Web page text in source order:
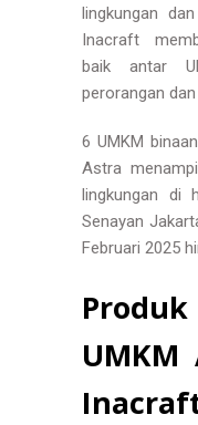
lingkungan
Inacraft
baik antar
perorangan
6 UMKM
Astra
lingkungan di
Senayan
Februari 2025